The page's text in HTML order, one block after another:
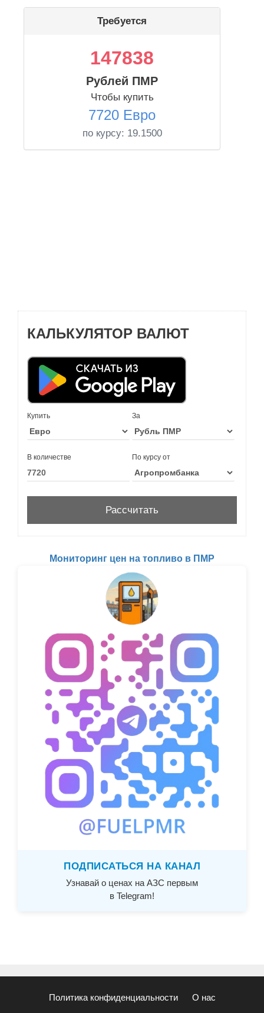
Требуется
147838
Рублей ПМР
Чтобы купить
7720 Евро
по курсу: 19.1500
КАЛЬКУЛЯТОР ВАЛЮТ
Купить За
В количестве По курсу от
Мониторинг цен на топливо в ПМР
ПОДПИСАТЬСЯ НА КАНАЛ
Узнавай о ценах на АЗС первым
в Telegram!
Политика конфиденциальности О нас